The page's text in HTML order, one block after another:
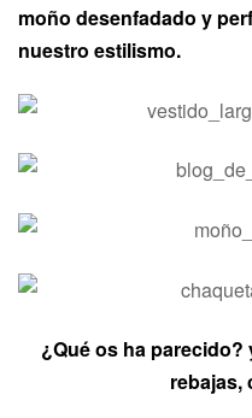
moño desenfadado y
nuestro estilismo.
¿Qué os ha
rebajas,